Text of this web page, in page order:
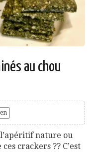
au chou
nature ou
crackers ?? C’est